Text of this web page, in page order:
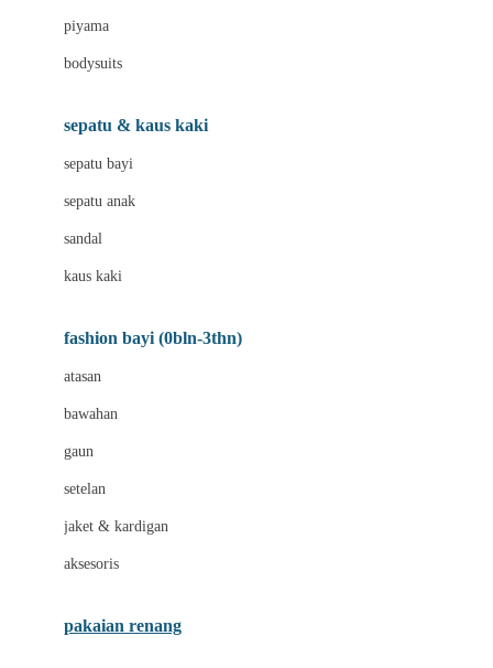
Beauty Barn
Bio Oil
Biolane
Bizzi Growin
Blooming Marvellous
Bravado
Buds Organics
Bugaboo
piyama
bodysuits
sepatu & kaus kaki
sepatu bayi
sepatu anak
sandal
kaus kaki
fashion bayi (0bln-3thn)
atasan
bawahan
gaun
setelan
jaket & kardigan
aksesoris
pakaian renang